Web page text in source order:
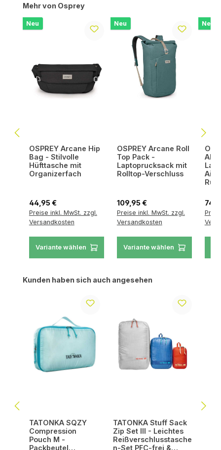
Produktgalerie überspringen
Mehr von Osprey
Neu
OSPREY Arcane Hip
Bag - Stilvolle
Hüfttasche mit
Organizerfach
Regulärer Preis:
44,95 €
Preise inkl. MwSt. zzgl.
Versandkosten
Variante wählen
Neu
OSPREY Arcane Roll
Top Pack -
Laptoprucksack mit
Rolltop-Verschluss
Regulärer Preis:
109,95 €
Preise inkl. MwSt. zzgl.
Versandkosten
Variante wählen
Neu
Produktgalerie überspringen
Kunden haben sich auch angesehen
TATONKA SQZY
Compression
Pouch M -
Packbeutel
TATONKA Stuff Sack
Zip Set III - Leichtes
Reißverschlusstasche
n-Set PFC-frei &